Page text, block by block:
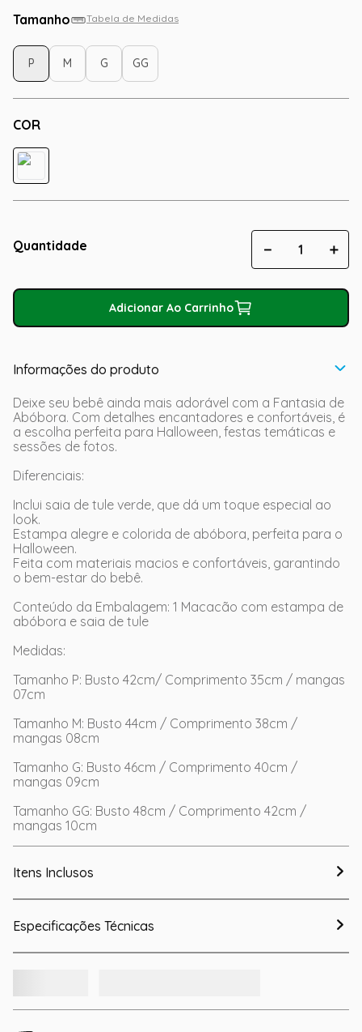
Tamanho Tabela de Medidas
COR
P M G GG
Quantidade ＋
－
Adicionar Ao Carrinho
Informações do produto
Deixe seu bebê ainda mais adorável com a Fantasia de
Abóbora. Com detalhes encantadores e confortáveis, é
a escolha perfeita para Halloween, festas temáticas e
sessões de fotos.
Diferenciais:
Inclui saia de tule verde, que dá um toque especial ao
look.
Estampa alegre e colorida de abóbora, perfeita para o
Halloween.
Feita com materiais macios e confortáveis, garantindo
o bem-estar do bebê.
Conteúdo da Embalagem: 1 Macacão com estampa de
abóbora e saia de tule
Medidas:
Tamanho P: Busto 42cm/ Comprimento 35cm / mangas
07cm
Tamanho M: Busto 44cm / Comprimento 38cm /
mangas 08cm
Tamanho G: Busto 46cm / Comprimento 40cm /
mangas 09cm
Tamanho GG: Busto 48cm / Comprimento 42cm /
mangas 10cm
Itens Inclusos
Especificações Técnicas